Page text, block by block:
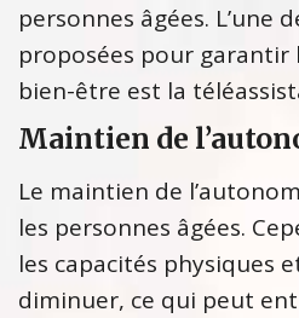
personnes âgées. L’une
proposées pour
bien-être est la
Maintien de
Le maintien de
les personnes âgées.
les capacités physiques
diminuer, ce qui peut